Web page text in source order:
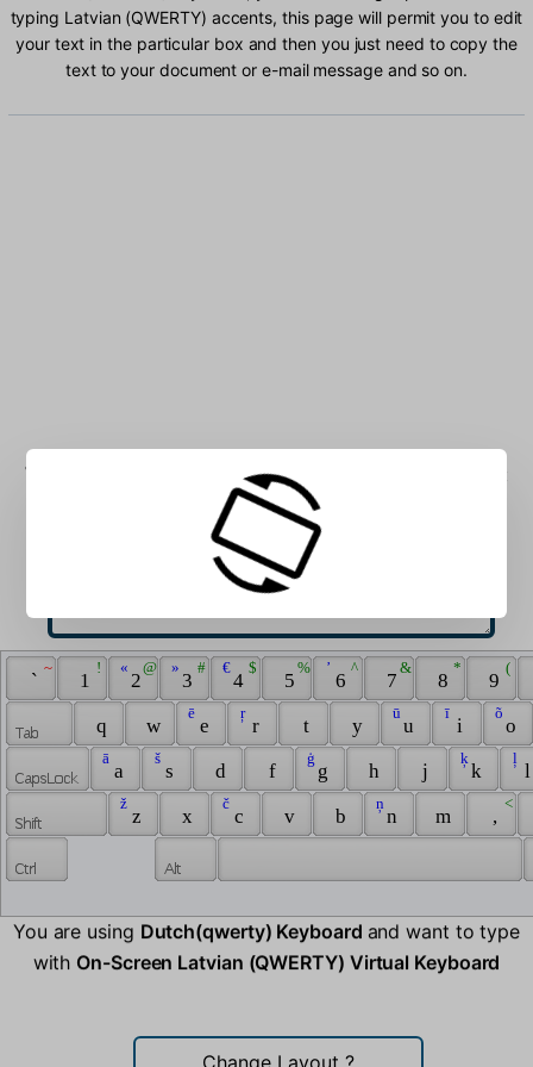
typing Latvian (QWERTY) accents, this page will permit you to edit
your text in the particular box and then you just need to copy the
text to your document or e-mail message and so on.
Type Latvian (QWERTY) characters into the box:
`
~
1
!
2
@
«
3
#
»
4
$
€
5
%
6
^
’
7
&
8
*
9
(
q w e
ē
r
ŗ
t y u
ū
i
ī
o
õ
a
ā
s
š
d f g
ģ
h j k
ķ ļ
z
ž
x c
č
v b n
ņ
m ,
<
You are using Dutch(qwerty) Keyboard and want to type
with On-Screen Latvian (QWERTY) Virtual Keyboard
Change Layout ?